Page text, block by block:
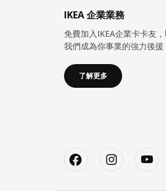
IKEA 企業業務
免費加入IKEA企業卡卡友
我們成為你事業的強力後援
了解更多